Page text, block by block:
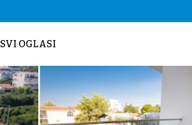
SVI OGLASI